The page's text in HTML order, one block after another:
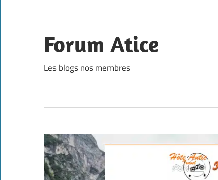
content
Forum Atice
Les blogs nos membres